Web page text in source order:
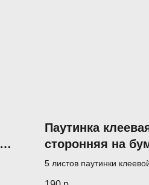
Паутинка
сторонняя на
Tex Фикс 5
5 листов паутинки